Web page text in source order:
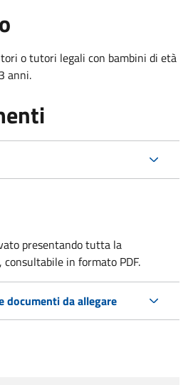
o tutori legali con bambini di età
anni.
presentando tutta la
in formato PDF.
documenti da allegare